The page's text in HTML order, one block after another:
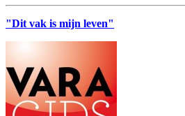
"Dit vak is mijn leven"